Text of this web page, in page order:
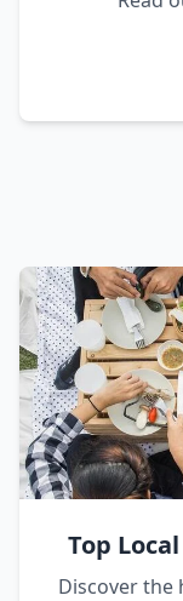
Top
Discover the